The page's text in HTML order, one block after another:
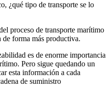
¿qué tipo de transporte se lo
proceso de transporte marítimo
de forma más productiva.
es de enorme importancia
Pero sigue quedando un
esta información a cada
de suministro